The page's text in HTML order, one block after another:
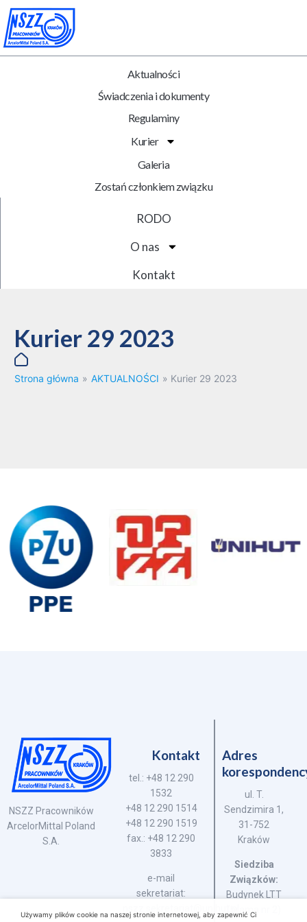
RODO
O nas
Kontakt
Aktualności
Świadczenia i dokumenty
Regulaminy
Kurier
Galeria
Zostań członkiem związku
Kurier 29 2023
Strona główna » AKTUALNOŚCI » Kurier 29 2023
NSZZ Pracowników
ArcelorMittal Poland
S.A.
Kontakt
tel.: +48 12 290
1532
+48 12 290 1514
+48 12 290 1519
fax.: +48 12 290
3833
e-mail
sekretariat:
Adres
ul. T.
Sendzimira 1,
31-752
Kraków
Siedziba
Związków:
Budynek LTT
(brama nr 2)
Używamy plików cookie na naszej stronie internetowej, aby zapewnić Ci